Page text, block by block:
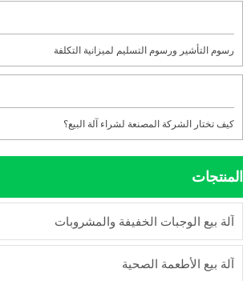
رسوم التأشير ورسوم التسليم لميزانية التكلفة
كيف تختار الشركة المصنعة لشراء آلة البيع؟
المنتجات
آلة بيع الوجبات الخفيفة والمشروبات
آلة بيع الأطعمة الصحية